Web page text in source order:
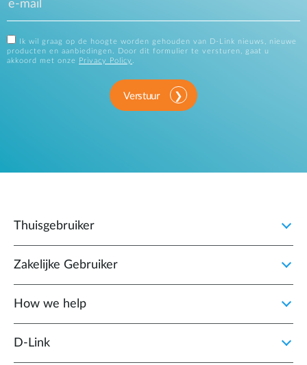
Ik wil graag op de hoogte worden gehouden van D-Link nieuws, nieuwe
producten en aanbiedingen. Door dit formulier te versturen, gaat u
akkoord met onze
Privacy Policy .
Verstuur
Thuisgebruiker
Zakelijke Gebruiker
How we help
D‑Link